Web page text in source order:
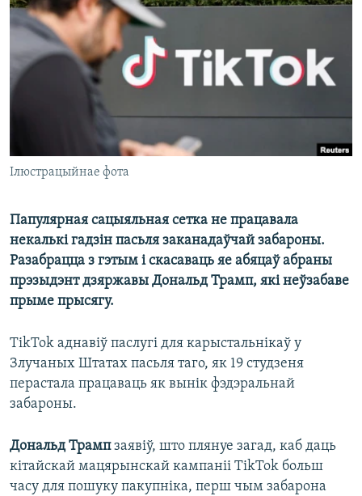
КУЛЬТУРА
КАЛЯНДАР
МОВА
НА ХВАЛЯХ СВАБОДЫ
Ілюстрацыйнае фота
Папулярная сацыяльная сетка не працавала
некалькі гадзін пасьля заканадаўчай забароны.
Разабрацца з гэтым і скасаваць яе абяцаў абраны
прэзыдэнт дзяржавы Дональд Трамп, які неўзабаве
прыме прысягу.
TikTok аднавіў паслугі для карыстальнікаў у
Злучаных Штатах пасьля таго, як 19 студзеня
перастала працаваць як вынік фэдэральнай
забароны.
Дональд Трампзаявіў, што плянуе загад, каб даць
кітайскай мацярынскай кампаніі TikTok больш
часу для пошуку пакупніка, перш чым забарона